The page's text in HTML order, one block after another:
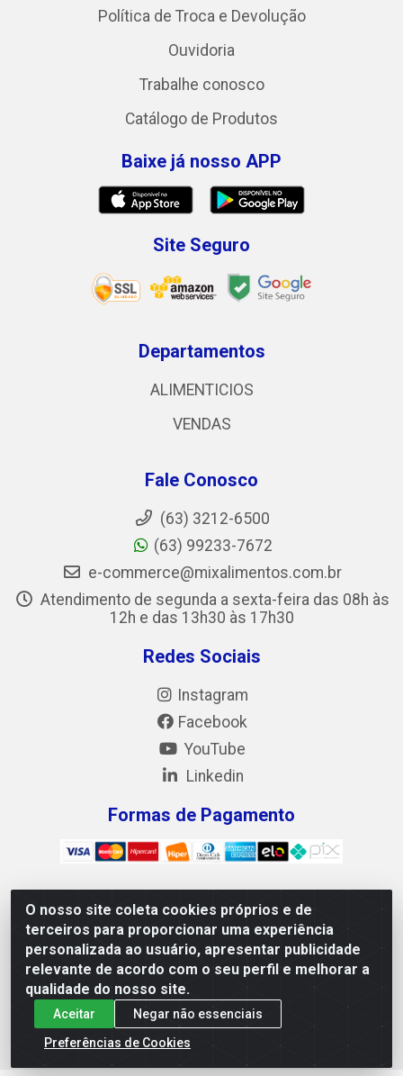
O nosso site coleta cookies próprios e de
terceiros para proporcionar uma experiência
personalizada ao usuário, apresentar publicidade
relevante de acordo com o seu perfil e melhorar a
qualidade do nosso site.
Aceitar
Negar não essenciais
Preferências de Cookies
Política de Troca e Devolução
Ouvidoria
Trabalhe conosco
Catálogo de Produtos
Baixe já nosso APP
Site Seguro
Departamentos
ALIMENTICIOS
VENDAS
Fale Conosco
(63) 3212-6500
(63) 99233-7672
e-commerce@mixalimentos.com.br
Atendimento de segunda a sexta-feira das 08h às
12h e das 13h30 às 17h30
Redes Sociais
Instagram
Facebook
YouTube
Linkedin
Formas de Pagamento
Mix Alimentos LTDA - Quadra Asr Ne 55 (412 Norte), Alameda
02, S/N - Plano Diretor Norte, Palmas/TO - CEP 77.006-540 -
CNPJ 05.922.500/0001-02